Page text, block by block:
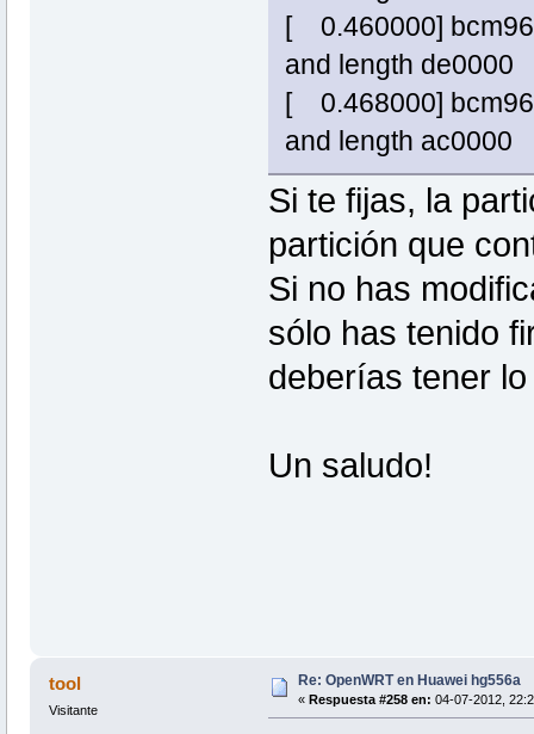
[ 0.460000]
and length de0000
[ 0.468000]
and length ac0000
Si te fijas, la
partición que
Si no has
sólo has tenido
deberías tener
Un saludo!
tool
Visitante
Re: OpenWRT en Huawei hg556a
« Respuesta #258 en: 04-07-2012,